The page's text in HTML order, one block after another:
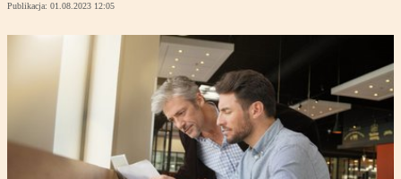
Publikacja: 01.08.2023 12:05